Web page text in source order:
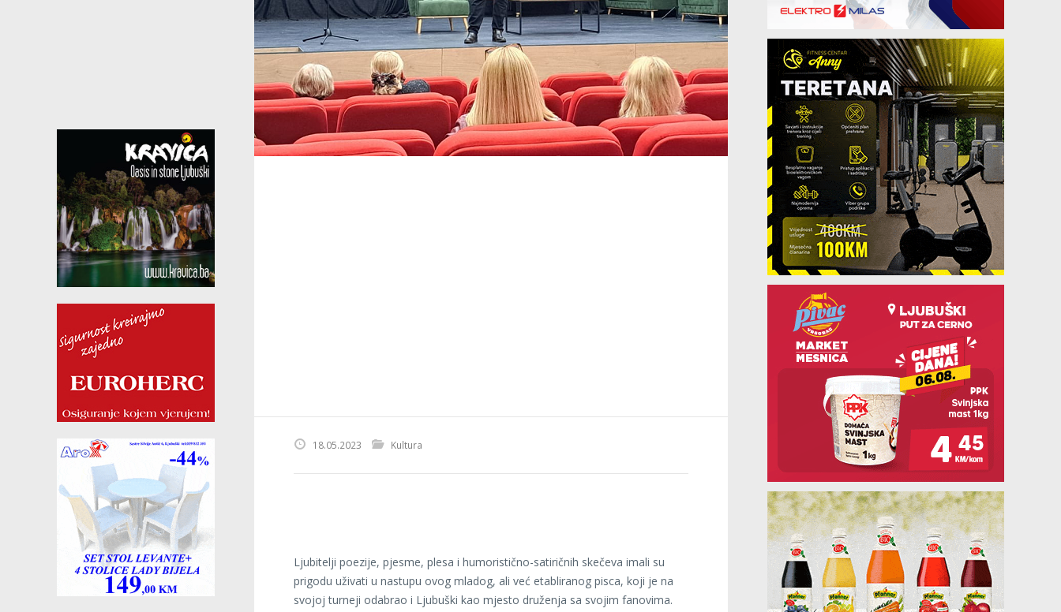
18.05.2023 Kultura
Ljubitelji poezije, pjesme, plesa i humoristično-satiričnih skečeva imali su
prigodu uživati u nastupu ovog mladog, ali već etabliranog pisca, koji je na
svojoj turneji odabrao i Ljubuški kao mjesto druženja sa svojim fanovima.